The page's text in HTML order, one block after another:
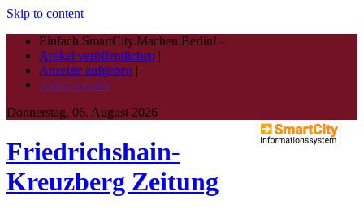
Skip to content
Einfach.SmartCity.Machen:Berlin! -
Artikel veröffentlichen |
Anzeige aufgeben |
Autor werden
Donnerstag, 06. August 2026
Friedrichshain-
Kreuzberg Zeitung